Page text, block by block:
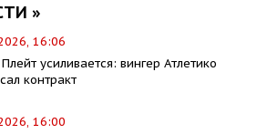
»
16:06
усиливается: вингер Атлетико
контракт
16:00